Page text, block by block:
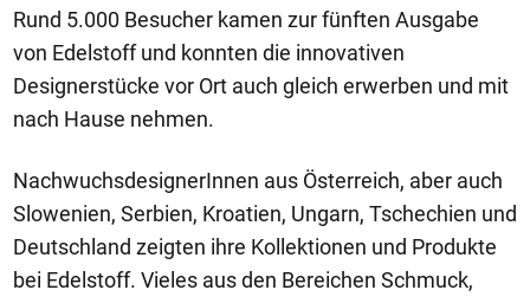
Rund 5.000 Besucher kamen zur fünften Ausgabe
von Edelstoff und konnten die innovativen
Designerstücke vor Ort auch gleich erwerben und mit
nach Hause nehmen.
NachwuchsdesignerInnen aus Österreich, aber auch
Slowenien, Serbien, Kroatien, Ungarn, Tschechien und
Deutschland zeigten ihre Kollektionen und Produkte
bei Edelstoff. Vieles aus den Bereichen Schmuck,